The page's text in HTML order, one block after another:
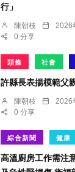
行」
陳朝枝 2026
0 分享
頭條 社會
許縣長表揚模範父
陳朝枝 2026
0 分享
綜合新聞 健康
高溫廚房工作需注